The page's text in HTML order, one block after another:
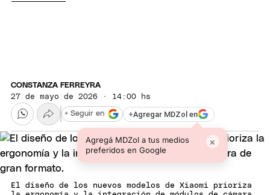
CONSTANZA FERREYRA
27 de mayo de 2026 · 14:00 hs
+Agregar MDZol en
Agregá MDZol a tus medios
preferidos en Google
×
+ Seguir en
El diseño de los nuevos modelos de Xiaomi prioriza